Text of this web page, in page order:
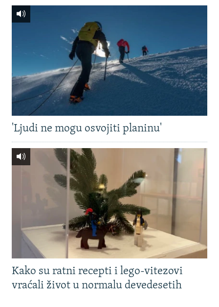
'Ljudi ne mogu osvojiti planinu'
Kako su ratni recepti i lego-vitezovi
vraćali život u normalu devedesetih